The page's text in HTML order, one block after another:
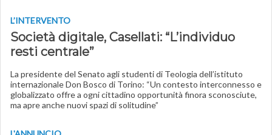
L’INTERVENTO
Società digitale, Casellati: “L’individuo
resti centrale”
La presidente del Senato agli studenti di Teologia dell’istituto
internazionale Don Bosco di Torino: “Un contesto interconnesso e
globalizzato offre a ogni cittadino opportunità finora sconosciute,
ma apre anche nuovi spazi di solitudine”